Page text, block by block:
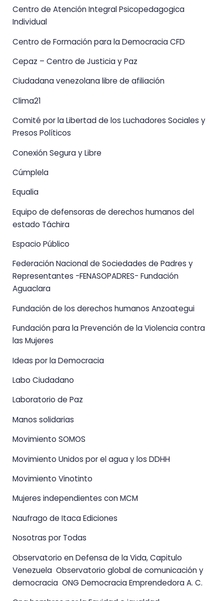
Centro de Atención Integral Psicopedagogica
Individual
Centro de Formación para la Democracia CFD
Cepaz – Centro de Justicia y Paz
Ciudadana venezolana libre de afiliación
Clima21
Comité por la Libertad de los Luchadores Sociales y
Presos Políticos
Conexión Segura y Libre
Cúmplela
Equalia
Equipo de defensoras de derechos humanos del
estado Táchira
Espacio Público
Federación Nacional de Sociedades de Padres y
Representantes -FENASOPADRES- Fundación
Aguaclara
Fundación de los derechos humanos Anzoategui
Fundación para la Prevención de la Violencia contra
las Mujeres
Ideas por la Democracia
Labo Ciudadano
Laboratorio de Paz
Manos solidarias
Movimiento SOMOS
Movimiento Unidos por el agua y los DDHH
Movimiento Vinotinto
Mujeres independientes con MCM
Naufrago de Itaca Ediciones
Nosotras por Todas
Observatorio en Defensa de la Vida, Capitulo
Venezuela Observatorio global de comunicación y
democracia ONG Democracia Emprendedora A. C.